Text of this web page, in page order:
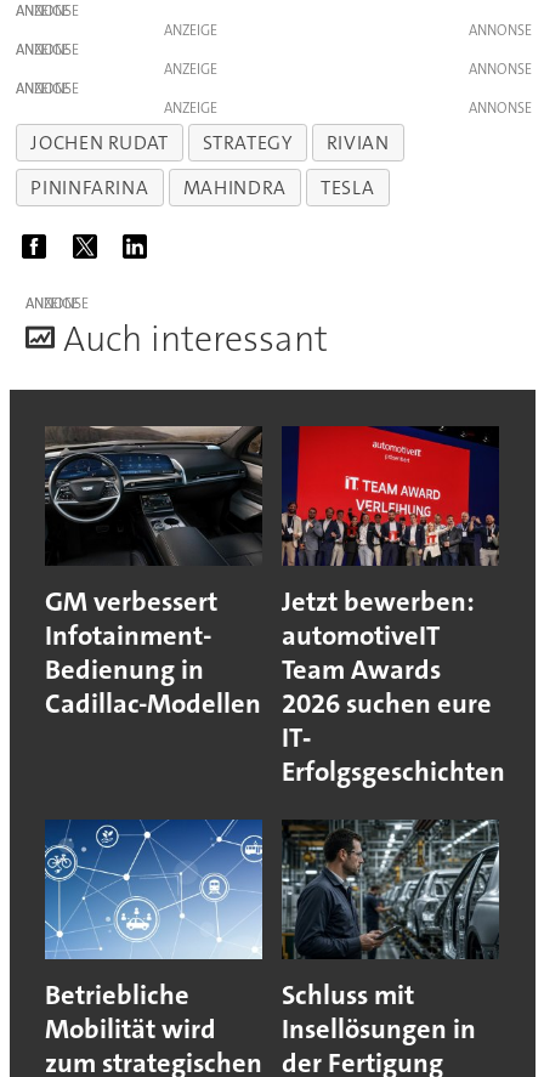
ANZEIGE
ANZEIGE
ANZEIGE
ANZEIGE
ANZEIGE
ANZEIGE
JOCHEN RUDAT STRATEGY
RIVIAN
PININFARINA
MAHINDRA TESLA
ANZEIGE
Auch interessant
GM verbessert
Infotainment-
Bedienung in
Cadillac-Modellen
Jetzt bewerben:
automotiveIT
Team Awards
2026 suchen eure
IT‐
Erfolgsgeschichten
Betriebliche
Mobilität wird
zum strategischen
Schluss mit
Insellösungen in
der Fertigung